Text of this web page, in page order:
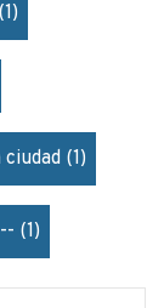
(1)
-- (1)